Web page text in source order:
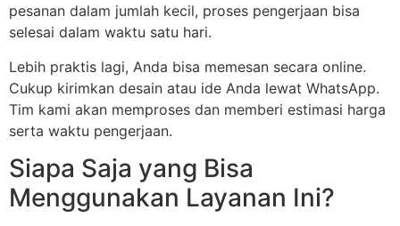
pesanan dalam jumlah kecil, proses pengerjaan bisa
selesai dalam waktu satu hari.
Lebih praktis lagi, Anda bisa memesan secara online.
Cukup kirimkan desain atau ide Anda lewat WhatsApp.
Tim kami akan memproses dan memberi estimasi harga
serta waktu pengerjaan.
Siapa Saja yang Bisa
Menggunakan Layanan Ini?